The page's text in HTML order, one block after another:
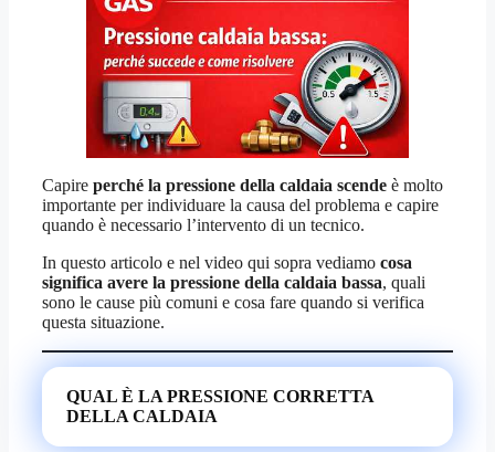
Capire perché la pressione della caldaia scende è molto
importante per individuare la causa del problema e capire
quando è necessario l’intervento di un tecnico.
In questo articolo e nel video qui sopra vediamo cosa
significa avere la pressione della caldaia bassa, quali
sono le cause più comuni e cosa fare quando si verifica
questa situazione.
QUAL È LA PRESSIONE CORRETTA
DELLA CALDAIA